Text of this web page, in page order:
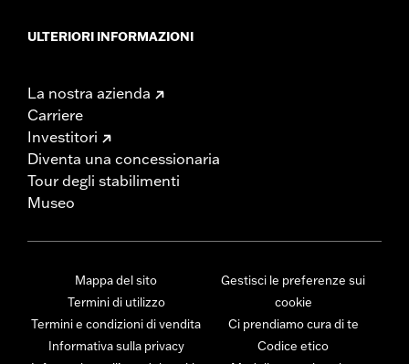
ULTERIORI INFORMAZIONI
La nostra azienda
Carriere
Investitori
Diventa una concessionaria
Tour degli stabilimenti
Museo
Mappa del sito
Termini di utilizzo
Termini e condizioni di vendita
Informativa sulla privacy
Gestisci le preferenze sui
cookie
Ci prendiamo cura di te
Codice etico